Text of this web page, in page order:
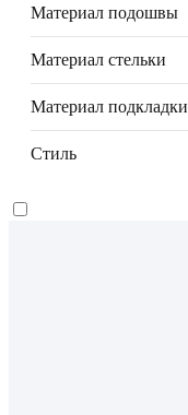
Материал подошвы
Материал стельки
Материал подкладки
Стиль